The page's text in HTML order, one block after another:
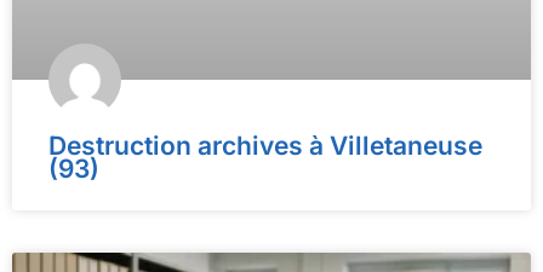
Destruction archives à Villetaneuse
(93)